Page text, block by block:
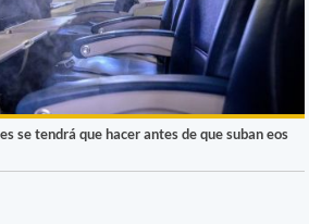
se tendrá que hacer antes de que suban eos